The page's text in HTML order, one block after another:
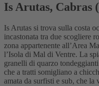
Is Arutas, Cabras
Is Arutas si trova sulla costa
incastonata tra due scogliere
zona appartenente all’Area
l’Isola di Mal di Ventre. La
granelli di quarzo
che a tratti somigliano a
amata da surfisti e sub, che